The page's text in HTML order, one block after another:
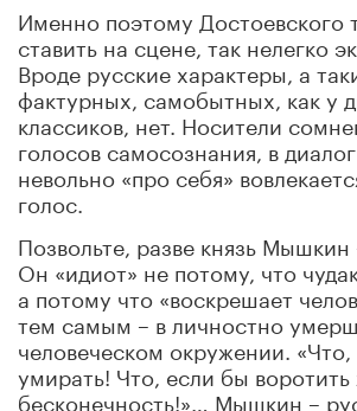
Именно поэтому Достоевского
ставить на сцене, так нелегко
Вроде русские характеры, а
фактурных, самобытных, как у
классиков, нет. Носители
голосов самосознания, в
невольно «про себя»
голос.
Позвольте, разве князь Мышкин
Он «идиот» не потому, что
а потому что «воскрешает
тем самым – в личностно
человеческом окружении.
умирать! Что, если бы воротить
бесконечность!»… Мышкин –